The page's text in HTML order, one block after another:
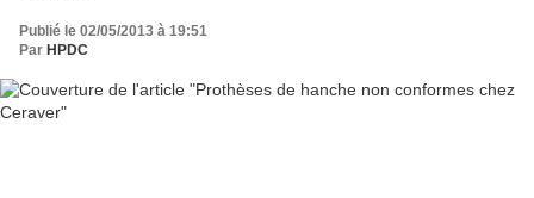
Publié le 02/05/2013 à 19:51
Par HPDC